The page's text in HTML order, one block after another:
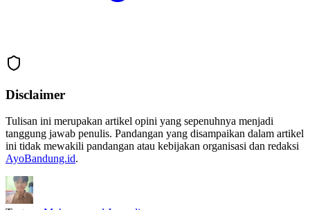
Disclaimer
Tulisan ini merupakan artikel opini yang sepenuhnya menjadi
tanggung jawab penulis. Pandangan yang disampaikan dalam artikel
ini tidak mewakili pandangan atau kebijakan organisasi dan redaksi
AyoBandung.id.